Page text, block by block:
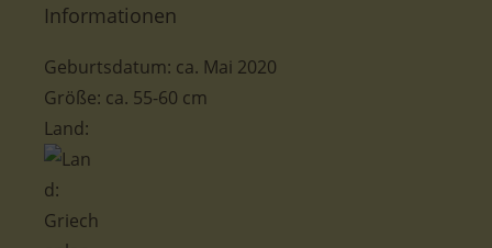
Informationen
Geburtsdatum: ca. Mai 2020
Größe: ca. 55-60 cm
Land: